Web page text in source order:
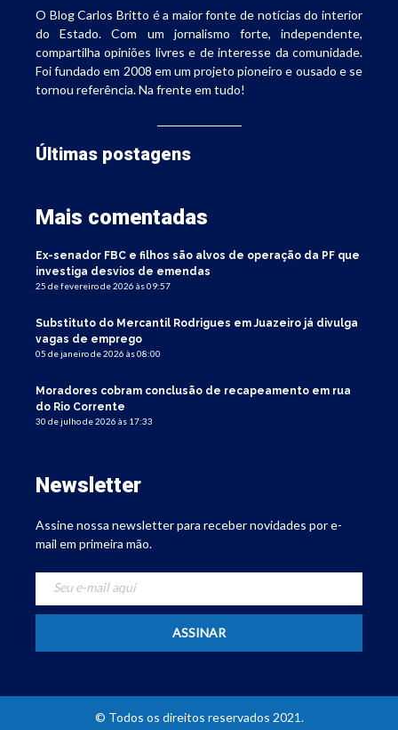
O Blog Carlos Britto é a maior fonte de notícias do interior
do Estado. Com um jornalismo forte, independente,
compartilha opiniões livres e de interesse da comunidade.
Foi fundado em 2008 em um projeto pioneiro e ousado e se
tornou referência. Na frente em tudo!
Últimas postagens
Mais comentadas
Ex-senador FBC e filhos são alvos de operação da PF que
investiga desvios de emendas
25 de fevereiro de 2026 às 09:57
Substituto do Mercantil Rodrigues em Juazeiro já divulga
vagas de emprego
05 de janeiro de 2026 às 08:00
Moradores cobram conclusão de recapeamento em rua
do Rio Corrente
30 de julho de 2026 às 17:33
Newsletter
Assine nossa newsletter para receber novidades por e-
mail em primeira mão.
© Todos os direitos reservados 2021.